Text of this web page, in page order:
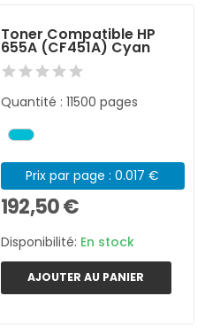
Toner Compatible HP
655A (CF451A) Cyan
Quantité : 11500 pages
Prix par page : 0.017 €
192,50 €
Disponibilité: En stock
AJOUTER AU PANIER